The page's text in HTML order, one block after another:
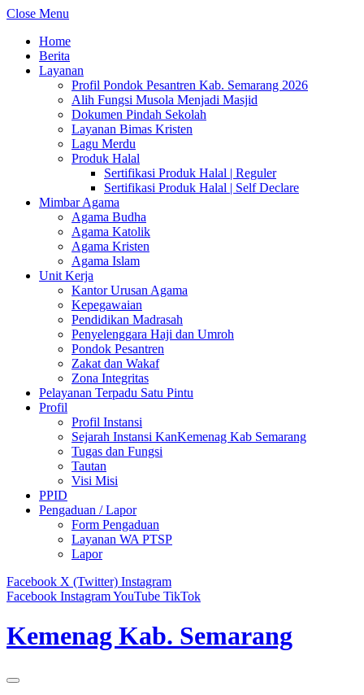
Close Menu
Home
Berita
Layanan
Profil Pondok Pesantren Kab. Semarang 2026
Alih Fungsi Musola Menjadi Masjid
Dokumen Pindah Sekolah
Layanan Bimas Kristen
Lagu Merdu
Produk Halal
Sertifikasi Produk Halal | Reguler
Sertifikasi Produk Halal | Self Declare
Mimbar Agama
Agama Budha
Agama Katolik
Agama Kristen
Agama Islam
Unit Kerja
Kantor Urusan Agama
Kepegawaian
Pendidikan Madrasah
Penyelenggara Haji dan Umroh
Pondok Pesantren
Zakat dan Wakaf
Zona Integritas
Pelayanan Terpadu Satu Pintu
Profil
Profil Instansi
Sejarah Instansi KanKemenag Kab Semarang
Tugas dan Fungsi
Tautan
Visi Misi
PPID
Pengaduan / Lapor
Form Pengaduan
Layanan WA PTSP
Lapor
Facebook X (Twitter) Instagram
Facebook InstagramYouTube TikTok
Kemenag Kab. Semarang